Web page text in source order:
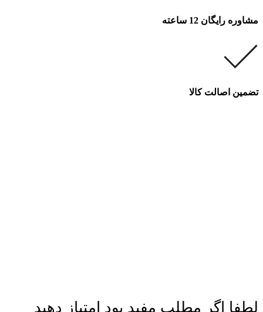
مشاوره رایگان 12 ساعته
تضمین اصالت کالا
لطفا اگر مطلب مفید بود امتیاز دهید